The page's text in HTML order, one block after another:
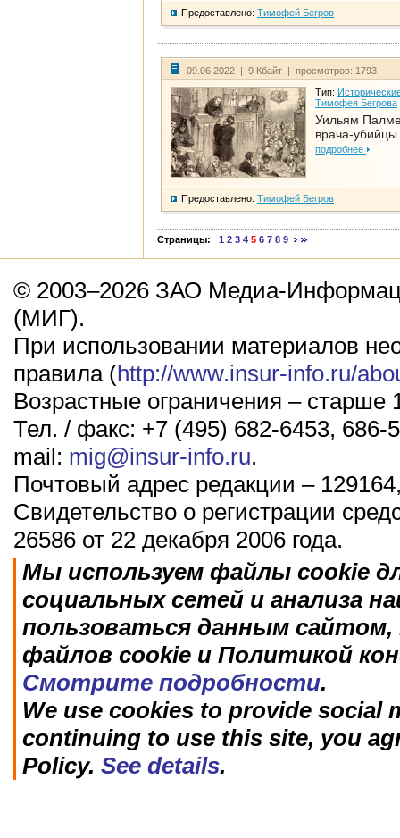
Предоставлено: Тимофей Бегров
09.06.2022 | 9 Кбайт | просмотров: 1793
Тип:
Тимофея Бегрова
Уильям
врача-
подробнее
Предоставлено: Тимофей Бегров
Страницы: 1 2 3 4 5 6 7 8 9
© 2003–2026 ЗАО Медиа-
(МИГ).
При использовании материалов
правила (http://www.insur-info.ru/
Возрастные ограничения – старше
Тел. / факс: +7 (495) 682-6453, 686-
mail: mig@insur-info.ru.
Почтовый адрес редакции –
Свидетельство о регистрации
26586 от 22 декабря 2006 года.
Мы используем файлы cookie
социальных сетей и анализа
пользоваться данным
файлов cookie и Политикой
Смотрите подробности.
We use cookies to provide social
continuing to use this site, you
Policy. See details.